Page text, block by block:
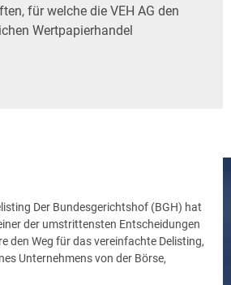
für welche die VEH AG den
Wertpapierhandel
Der Bundesgerichtshof (BGH) hat
der umstrittensten Entscheidungen
den Weg für das vereinfachte Delisting,
Unternehmens von der Börse,